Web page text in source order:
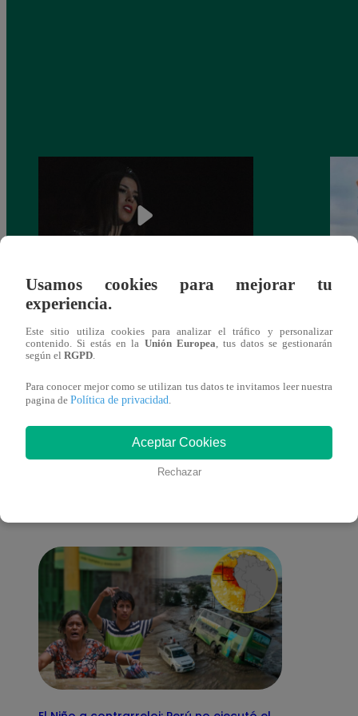
¿Yahaira Plasencia y Maritza Rodríguez
más unidas que nunca?
También te puede
Usamos cookies para mejorar tu
experiencia.
Este sitio utiliza cookies para analizar el tráfico y personalizar
contenido. Si estás en la Unión Europea, tus datos se gestionarán
según el RGPD.
Para conocer mejor como se utilizan tus datos te invitamos leer nuestra
pagina de Política de privacidad.
Aceptar Cookies
Rechazar